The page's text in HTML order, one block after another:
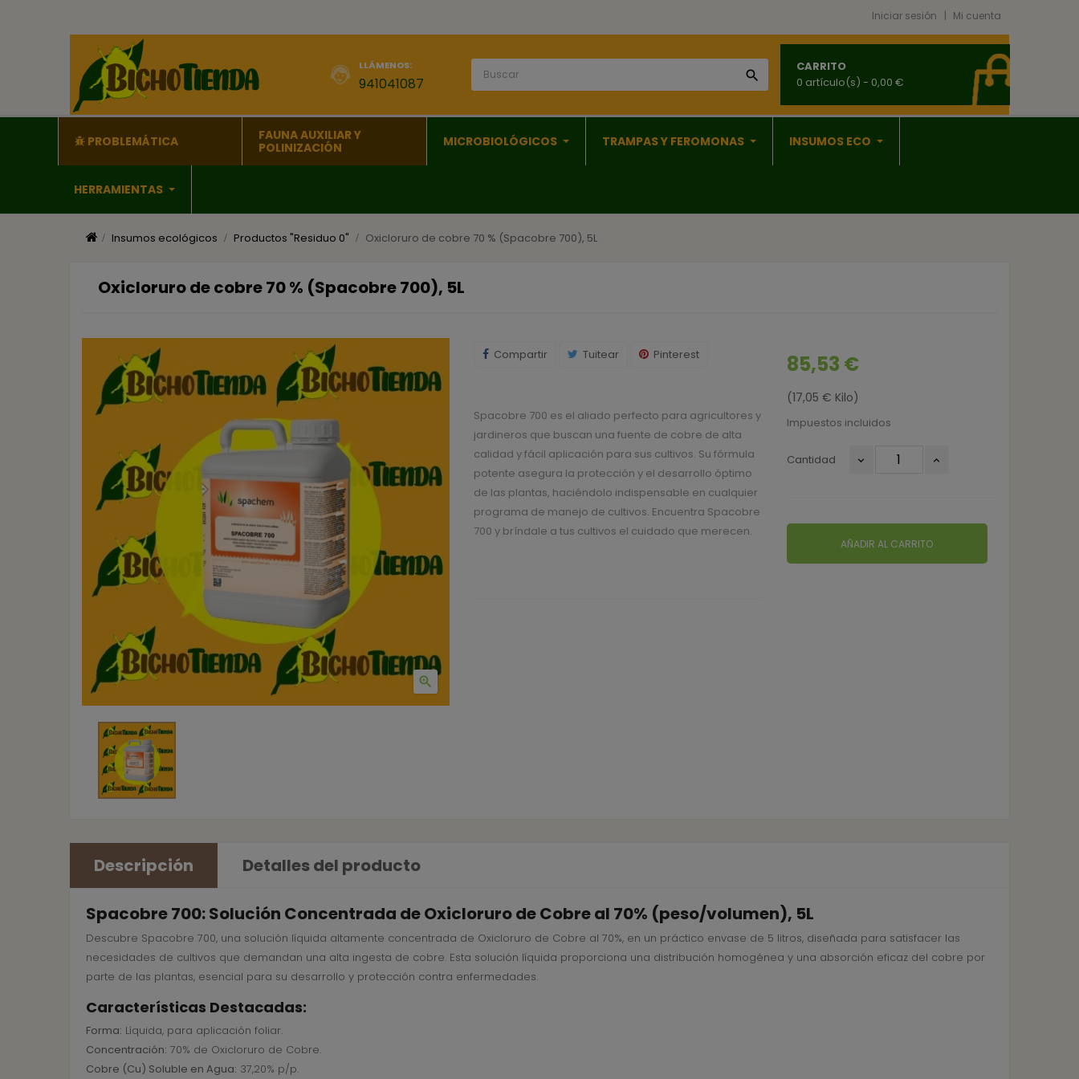
Iniciar sesión Mi cuenta
LLÁMENOS:
941041087 
CARRITO
0 artículo(s) - 0,00 €
PROBLEMÁTICA
FAUNA AUXILIAR Y
POLINIZACIÓN
MICROBIOLÓGICOS TRAMPAS Y FEROMONAS INSUMOS ECO
HERRAMIENTAS
Insumos ecológicos Productos "Residuo 0" Oxicloruro de cobre 70 % (Spacobre 700), 5L
Oxicloruro de cobre 70 % (Spacobre 700), 5L

85,53 €
(17,05 € Kilo)
Impuestos incluidos
Cantidad
AÑADIR AL CARRITO
Compartir Tuitear Pinterest
Spacobre 700 es el aliado perfecto para agricultores y
jardineros que buscan una fuente de cobre de alta
calidad y fácil aplicación para sus cultivos. Su fórmula
potente asegura la protección y el desarrollo óptimo
de las plantas, haciéndolo indispensable en cualquier
programa de manejo de cultivos. Encuentra Spacobre
700 y bríndale a tus cultivos el cuidado que merecen.
Descripción Detalles del producto
Spacobre 700: Solución Concentrada de Oxicloruro de Cobre al 70% (peso/volumen), 5L
Descubre Spacobre 700, una solución líquida altamente concentrada de Oxicloruro de Cobre al 70%, en un práctico envase de 5 litros, diseñada para satisfacer las
necesidades de cultivos que demandan una alta ingesta de cobre. Esta solución líquida proporciona una distribución homogénea y una absorción eficaz del cobre por
parte de las plantas, esencial para su desarrollo y protección contra enfermedades.
Características Destacadas:
Forma: Líquida, para aplicación foliar.
Concentración: 70% de Oxicloruro de Cobre.
Cobre (Cu) Soluble en Agua: 37,20% p/p.